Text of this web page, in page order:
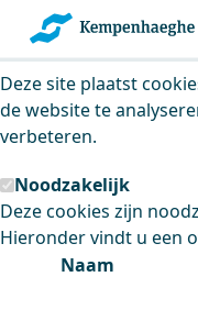
cookies
Deze site plaatst
de website te
verbeteren.
Noodzakelijk
Deze cookies zijn
Hieronder vindt u een
Naam